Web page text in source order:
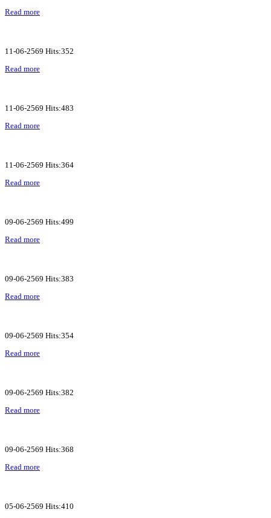
Read more
11-06-2569 Hits:352
Read more
11-06-2569 Hits:483
Read more
11-06-2569 Hits:364
Read more
09-06-2569 Hits:499
Read more
09-06-2569 Hits:383
Read more
09-06-2569 Hits:354
Read more
09-06-2569 Hits:382
Read more
09-06-2569 Hits:368
Read more
05-06-2569 Hits:410